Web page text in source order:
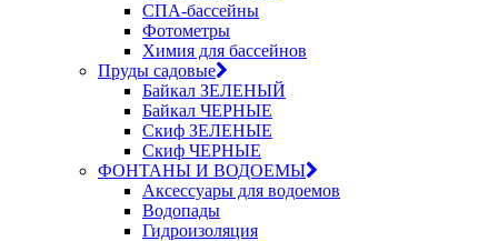
СПА-бассейны
Фотометры
Химия для бассейнов
Пруды садовые
Байкал ЗЕЛЕНЫЙ
Байкал ЧЕРНЫЕ
Скиф ЗЕЛЕНЫЕ
Скиф ЧЕРНЫЕ
ФОНТАНЫ И ВОДОЕМЫ
Аксессуары для водоемов
Водопады
Гидроизоляция